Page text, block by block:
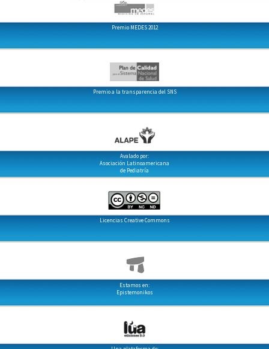
Premio MEDES 2012
Premio a la transparencia del SNS
Avalado por:
Asociación Latinoamericana
de Pediatría
Licencias Creative Commons
Estamos en:
Epistemonikos